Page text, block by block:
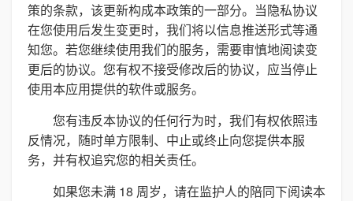
策的条款，该更新构成本政策的一部分。当隐私协议
在您使用后发生变更时，我们将以信息推送形式等通
知您。若您继续使用我们的服务，需要审慎地阅读变
更后的协议。您有权不接受修改后的协议，应当停止
使用本应用提供的软件或服务。
您有违反本协议的任何行为时，我们有权依照违
反情况，随时单方限制、中止或终止向您提供本服
务，并有权追究您的相关责任。
如果您未满 18 周岁，请在监护人的陪同下阅读本